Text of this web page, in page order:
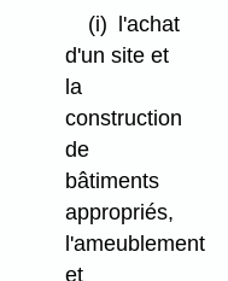
(i)
l'achat
d'un site et
la
construction
de
bâtiments
appropriés,
l'ameublement
et